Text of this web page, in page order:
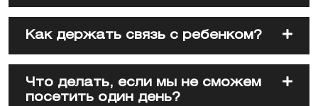
Как держать связь с ребенком?
Что делать, если мы не сможем
посетить один день?